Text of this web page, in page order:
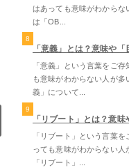
はあっても意味がわからな
は「OB...
8
「意義」とは？意味や
「意義」という言葉をご
も意味がわからない人が
義」について...
9
「リブート」とは？意
「リブート」という言葉
っても意味がわからない人
「リブート」...